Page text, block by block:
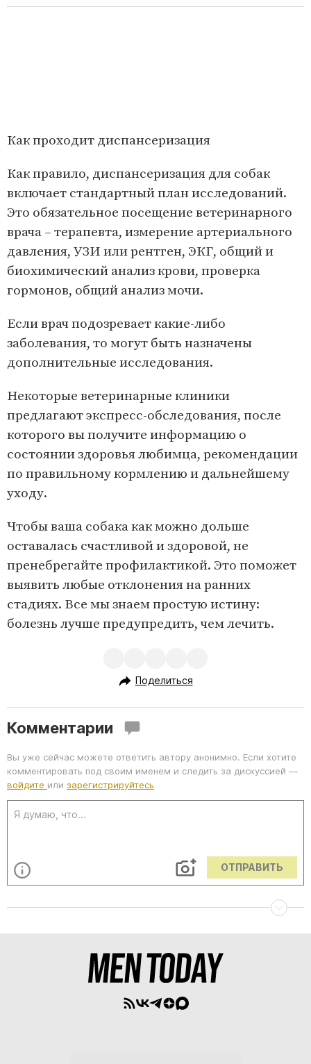
Как проходит диспансеризация
Как правило, диспансеризация для собак
включает стандартный план исследований.
Это обязательное посещение ветеринарного
врача – терапевта, измерение артериального
давления, УЗИ или рентген, ЭКГ, общий и
биохимический анализ крови, проверка
гормонов, общий анализ мочи.
Если врач подозревает какие-либо
заболевания, то могут быть назначены
дополнительные исследования.
Некоторые ветеринарные клиники
предлагают экспресс-обследования, после
которого вы получите информацию о
состоянии здоровья любимца, рекомендации
по правильному кормлению и дальнейшему
уходу.
Чтобы ваша собака как можно дольше
оставалась счастливой и здоровой, не
пренебрегайте профилактикой. Это поможет
выявить любые отклонения на ранних
стадиях. Все мы знаем простую истину:
болезнь лучше предупредить, чем лечить.
Поделиться
Комментарии
Вы уже сейчас можете ответить автору анонимно. Если хотите
комментировать под своим именем и следить за дискуссией —
войдите или зарегистрируйтесь
ОТПРАВИТЬ